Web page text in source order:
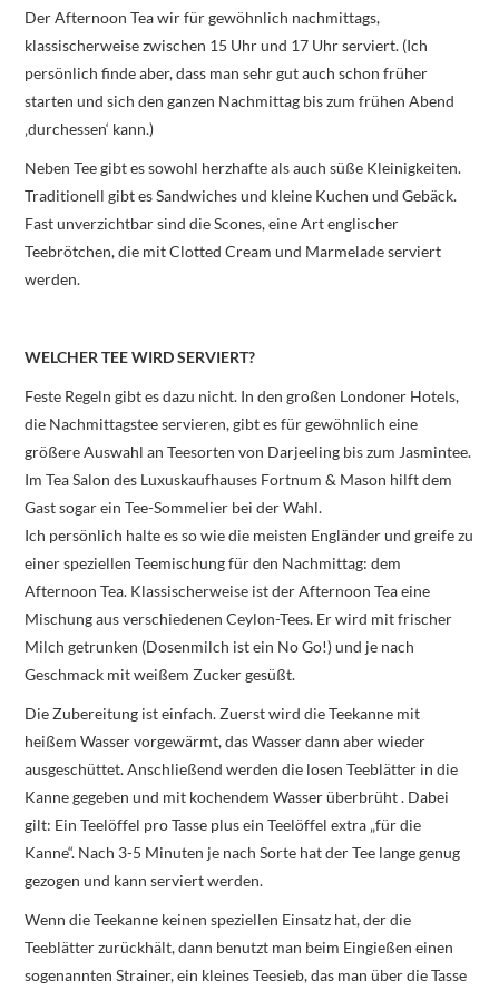
Der Afternoon Tea wir für gewöhnlich nachmittags,
klassischerweise zwischen 15 Uhr und 17 Uhr serviert. (Ich
persönlich finde aber, dass man sehr gut auch schon früher
starten und sich den ganzen Nachmittag bis zum frühen Abend
‚durchessen‘ kann.)
Neben Tee gibt es sowohl herzhafte als auch süße Kleinigkeiten.
Traditionell gibt es Sandwiches und kleine Kuchen und Gebäck.
Fast unverzichtbar sind die Scones, eine Art englischer
Teebrötchen, die mit Clotted Cream und Marmelade serviert
werden.
WELCHER TEE WIRD SERVIERT?
Feste Regeln gibt es dazu nicht. In den großen Londoner Hotels,
die Nachmittagstee servieren, gibt es für gewöhnlich eine
größere Auswahl an Teesorten von Darjeeling bis zum Jasmintee.
Im Tea Salon des Luxuskaufhauses Fortnum & Mason hilft dem
Gast sogar ein Tee-Sommelier bei der Wahl.
Ich persönlich halte es so wie die meisten Engländer und greife zu
einer speziellen Teemischung für den Nachmittag: dem
Afternoon Tea. Klassischerweise ist der Afternoon Tea eine
Mischung aus verschiedenen Ceylon-Tees. Er wird mit frischer
Milch getrunken (Dosenmilch ist ein No Go!) und je nach
Geschmack mit weißem Zucker gesüßt.
Die Zubereitung ist einfach. Zuerst wird die Teekanne mit
heißem Wasser vorgewärmt, das Wasser dann aber wieder
ausgeschüttet. Anschließend werden die losen Teeblätter in die
Kanne gegeben und mit kochendem Wasser überbrüht . Dabei
gilt: Ein Teelöffel pro Tasse plus ein Teelöffel extra „für die
Kanne“. Nach 3-5 Minuten je nach Sorte hat der Tee lange genug
gezogen und kann serviert werden.
Wenn die Teekanne keinen speziellen Einsatz hat, der die
Teeblätter zurückhält, dann benutzt man beim Eingießen einen
sogenannten Strainer, ein kleines Teesieb, das man über die Tasse